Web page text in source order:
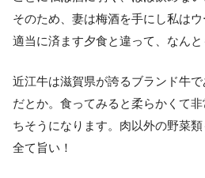
そのため、妻は梅酒を手にし私はウ
適当に済ます夕食と違って、なんと
近江牛は滋賀県が誇るブランド牛
だとか。食ってみると柔らかくて
ちそうになります。肉以外の野菜
全て旨い！